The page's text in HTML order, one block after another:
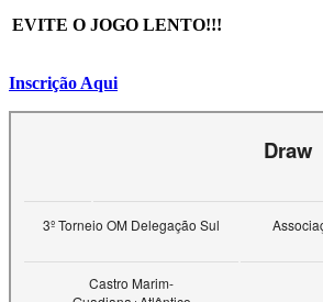
EVITE O JOGO LENTO!!!
Inscrição Aqui